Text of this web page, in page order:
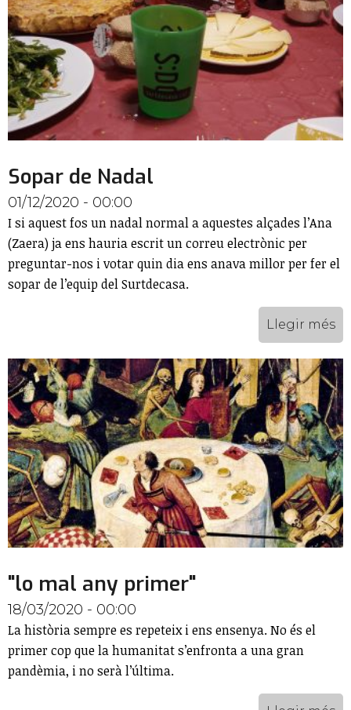
Sopar de Nadal
01/12/2020 - 00:00
I si aquest fos un nadal normal a aquestes alçades l’Ana
(Zaera) ja ens hauria escrit un correu electrònic per
preguntar-nos i votar quin dia ens anava millor per fer el
sopar de l’equip del Surtdecasa.
Llegir més
"lo mal any primer"
18/03/2020 - 00:00
La història sempre es repeteix i ens ensenya. No és el
primer cop que la humanitat s’enfronta a una gran
pandèmia, i no serà l’última.